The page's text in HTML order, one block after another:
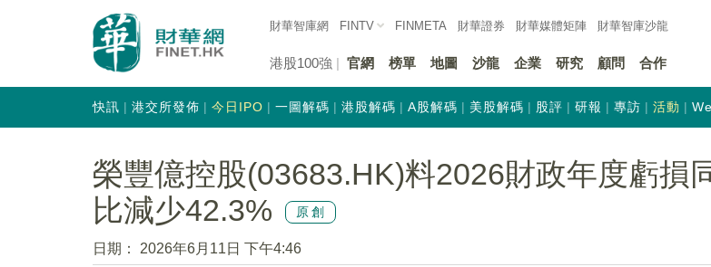
財華智庫網 FINTV FINMETA 財華證券 財華媒體矩陣 財華智庫沙龍
港股100強 官網 榜單 地圖 沙龍 企業 研究 顧問 合作
快訊 港交所發佈 今日IPO 一圖解碼 港股解碼 A股解碼 美股解碼 股評 研報 專訪 活動
榮豐億控股(03683.HK)料2026財政年度虧損
比減少42.3%
原創
日期：
2026年6月11日 下午4:46